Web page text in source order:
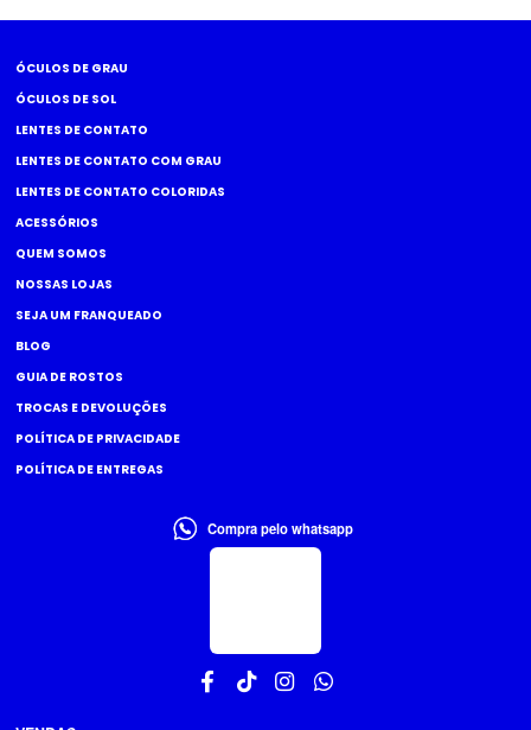
ÓCULOS DE GRAU
ÓCULOS DE SOL
LENTES DE CONTATO
LENTES DE CONTATO COM GRAU
LENTES DE CONTATO COLORIDAS
ACESSÓRIOS
QUEM SOMOS
NOSSAS LOJAS
SEJA UM FRANQUEADO
BLOG
GUIA DE ROSTOS
TROCAS E DEVOLUÇÕES
POLÍTICA DE PRIVACIDADE
POLÍTICA DE ENTREGAS
Compra pelo whatsapp